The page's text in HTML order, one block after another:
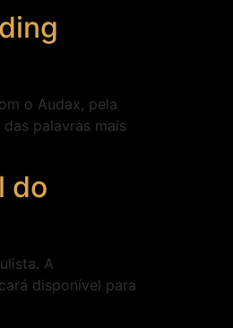
o Audax, pela
palavras mais
do
A
disponível para